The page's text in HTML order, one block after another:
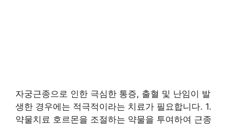
자궁근종으로 인한 극심한 통증, 출혈 및 난임이 발
생한 경우에는 적극적이라는 치료가 필요합니다. 1.
약물치료 호르몬을 조절하는 약물을 투여하여 근종